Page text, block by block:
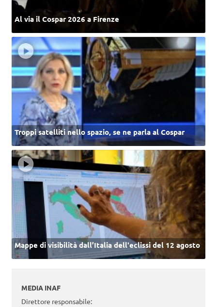
Al via il Cospar 2026 a Firenze
Troppi satelliti nello spazio, se ne parla al Cospar
Mappe di visibilità dall’Italia dell'eclissi del 12 agosto
MEDIA INAF
Direttore responsabile: